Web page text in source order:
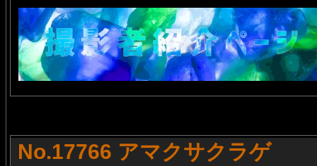
No.17766 アマクサクラゲ